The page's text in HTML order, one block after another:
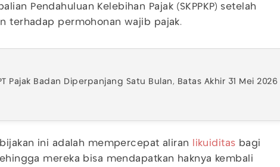
Pendahuluan Kelebihan Pajak (SKPPKP) setelah
terhadap permohonan wajib pajak.
Pajak Badan Diperpanjang Satu Bulan, Batas Akhir 31 Mei 2026
ini adalah mempercepat aliran likuiditas bagi
mereka bisa mendapatkan haknya kembali